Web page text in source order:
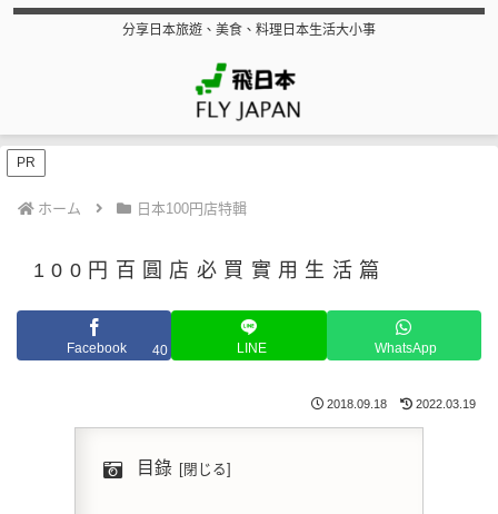
分享日本旅遊、美食、料理日本生活大小事
PR
ホーム 日本100円店特輯
100円百圓店必買實用生活篇
Facebook 40 LINE WhatsApp
2018.09.18 2022.03.19
目錄